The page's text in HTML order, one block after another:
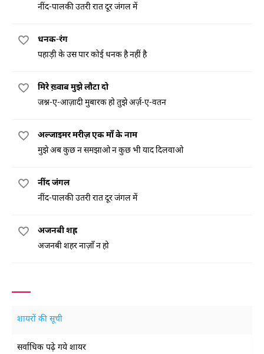
नींद-पालकी उतरी रात दूर जंगल में
धनक-रंग
पहाड़ी के उस पार कोई धनक है नहीं है
मिरे ख़्वाब मुझे लौटा दो
जश्न-ए-आज़ादी मुबारक हो तुझे अर्ज़-ए-वतन
अल्जाइमर मरीज़ एक माँ के नाम
मुझे अब कुछ न समझाओ न कुछ भी याद दिलवाओ
नींद जंगल
नींद-पालकी उतरी रात दूर जंगल में
अजनबी शह्र
अजनबी शहर नाज़ाँ न हो
शायरों की सूची
सर्वाधिक पढ़े गये शायर